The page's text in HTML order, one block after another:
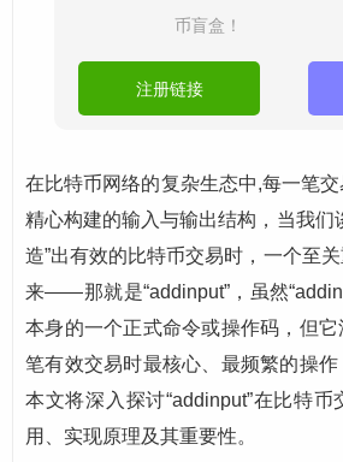
币盲盒！
注册链接
在比特币网络的复杂生态中,每一笔
精心构建的输入与输出结构，当我们
造”出有效的比特币交易时，一个至
来——那就是“addinput”，虽然
本身的一个正式命令或操作码，但
笔有效交易时最核心、最频繁的操作
本文将深入探讨“addinput”在比特
用、实现原理及其重要性。